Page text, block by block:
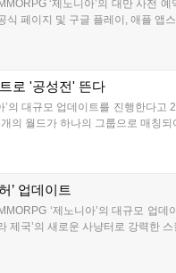
‘제노니아’의 대만 사전
페이지 및 구글 플레이, 애플 앱
로 '공성전' 뜬다
’의 대규모 업데이트를 진행한다
의 월드가 하나의 그룹으로 매칭
’ 업데이트
‘제노니아’의 대규모 업
제국’의 새로운 사냥터로 강력한